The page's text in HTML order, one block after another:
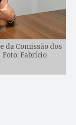
da Comissão dos
Fabrício